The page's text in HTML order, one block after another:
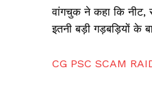
वांगचुक ने कहा कि नीट,
इतनी बड़ी गड़बड़ियों के
CG PSC SCAM